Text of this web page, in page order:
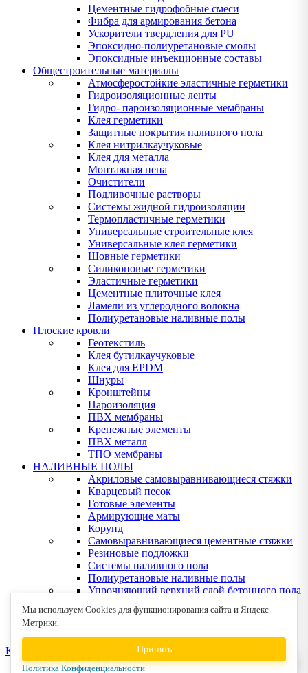
Цементные гидрофобные смеси
Фибра для армирования бетона
Ускорители твердления для PU
Эпоксидно-полиуретановые смолы
Эпоксидные инъекционные составы
Общестроительные материалы
Атмосферостойкие эластичные герметики
Гидроизоляционные ленты
Гидро- пароизоляционные мембраны
Клея герметики
Защитные покрытия наливного пола
Клея нитрилкаучуковые
Клея для металла
Монтажная пена
Очистители
Подливочные растворы
Системы жидной гидроизоляции
Термопластичные герметики
Универсальные строительные клея
Универсальные клея герметики
Шовные герметики
Силиконовые герметики
Эластичные герметики
Цементные плиточные клея
Ламели из углеродного волокна
Полиуретановые наливные полы
Плоские кровли
Геотекстиль
Клея бутилкаучуковые
Клея для EPDM
Шнуры
Кронштейны
Пароизоляция
ПВХ мембраны
Крепежные элементы
ПВХ металл
ТПО мембраны
НАЛИВНЫЕ ПОЛЫ
Акриловые самовыравнивающиеся стяжки
Кварцевый песок
Готовые элементы
Армирующие маты
Корунд
Самовыравнивающиеся цементные стяжки
Резиновые подложки
Системы наливного пола
Полиуретановые наливные полы
Упрочняющий верхний слой бетонного пола
Клея для деревянных полов
КОНТАКТЫ
Мы используем Cookies для функционирования сайта и Яндекс
Метрики.
Принять
Политика Конфиденциальности